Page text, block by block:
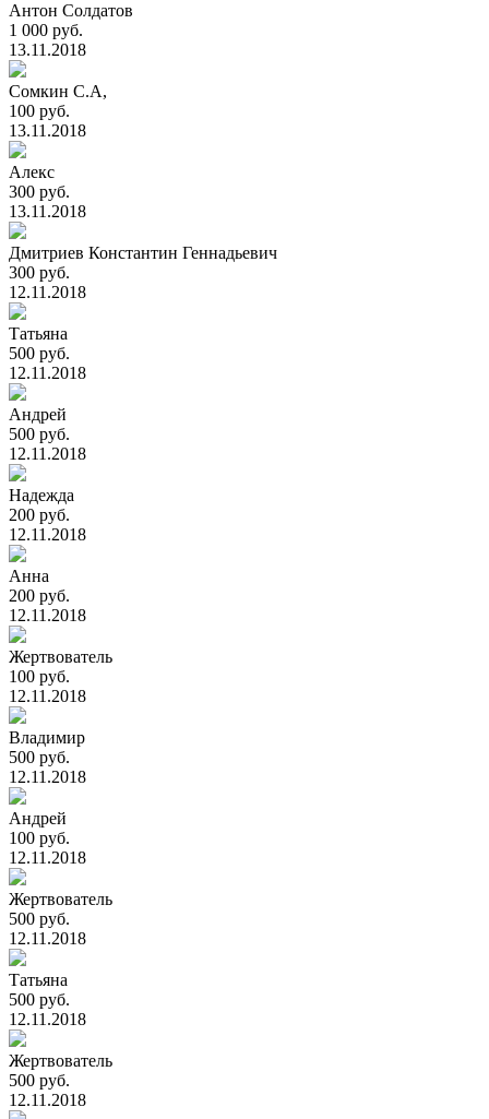
Антон Солдатов
1 000 руб.
13.11.2018
Сомкин С.А,
100 руб.
13.11.2018
Алекс
300 руб.
13.11.2018
Дмитриев Константин Геннадьевич
300 руб.
12.11.2018
Татьяна
500 руб.
12.11.2018
Андрей
500 руб.
12.11.2018
Надежда
200 руб.
12.11.2018
Анна
200 руб.
12.11.2018
Жертвователь
100 руб.
12.11.2018
Владимир
500 руб.
12.11.2018
Андрей
100 руб.
12.11.2018
Жертвователь
500 руб.
12.11.2018
Татьяна
500 руб.
12.11.2018
Жертвователь
500 руб.
12.11.2018